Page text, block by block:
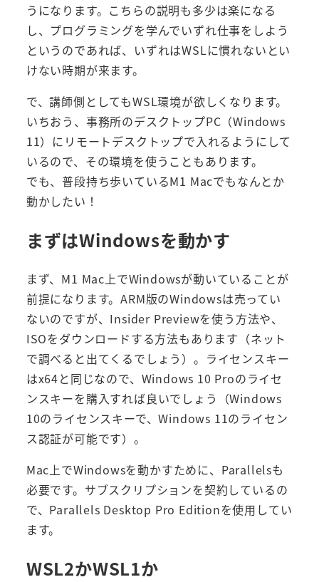
うになります。こちらの説明も多少は楽になる
し、プログラミングを学んでいずれ仕事をしよう
というのであれば、いずれはWSLに慣れないとい
けない時期が来ます。
で、講師側としてもWSL環境が欲しくなります。
いちおう、事務所のデスクトップPC（Windows
11）にリモートデスクトップで入れるようにして
いるので、その環境を使うこともあります。
でも、普段持ち歩いているM1 Macでもなんとか
動かしたい！
まずはWindowsを動かす
まず、M1 Mac上でWindowsが動いていることが
前提になります。ARM版のWindowsは売ってい
ないのですが、Insider Previewを使う方法や、
ISOをダウンロードする方法もあります（ネット
で調べると出てくるでしょう）。ライセンスキー
はx64と同じなので、Windows 10 Proのライセ
ンスキーを購入すれば良いでしょう（Windows
10のライセンスキーで、Windows 11のライセン
ス認証が可能です）。
Mac上でWindowsを動かすために、Parallelsも
必要です。サブスクリプションを契約しているの
で、Parallels Desktop Pro Editionを使用してい
ます。
WSL2かWSL1か